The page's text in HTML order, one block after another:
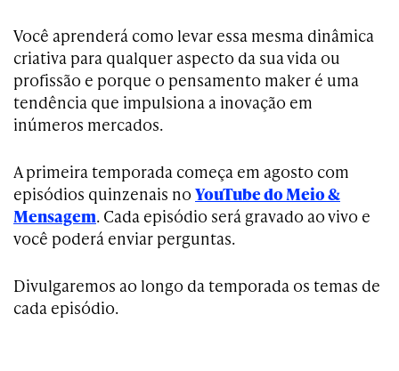
Você aprenderá como levar essa mesma dinâmica
criativa para qualquer aspecto da sua vida ou
profissão e porque o pensamento maker é uma
tendência que impulsiona a inovação em
inúmeros mercados.
A primeira temporada começa em agosto com
episódios quinzenais no YouTube do Meio &
Mensagem. Cada episódio será gravado ao vivo e
você poderá enviar perguntas.
Divulgaremos ao longo da temporada os temas de
cada episódio.